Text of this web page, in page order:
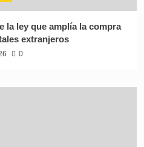
la ley que amplía la compra
extranjeros
0